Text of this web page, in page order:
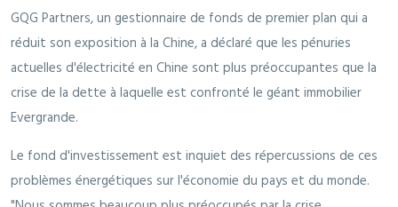
GQG Partners, un gestionnaire de fonds de premier plan qui a
réduit son exposition à la Chine, a déclaré que les pénuries
actuelles d'électricité en Chine sont plus préoccupantes que la
crise de la dette à laquelle est confronté le géant immobilier
Evergrande.
Le fond d'investissement est inquiet des répercussions de ces
problèmes énergétiques sur l'économie du pays et du monde.